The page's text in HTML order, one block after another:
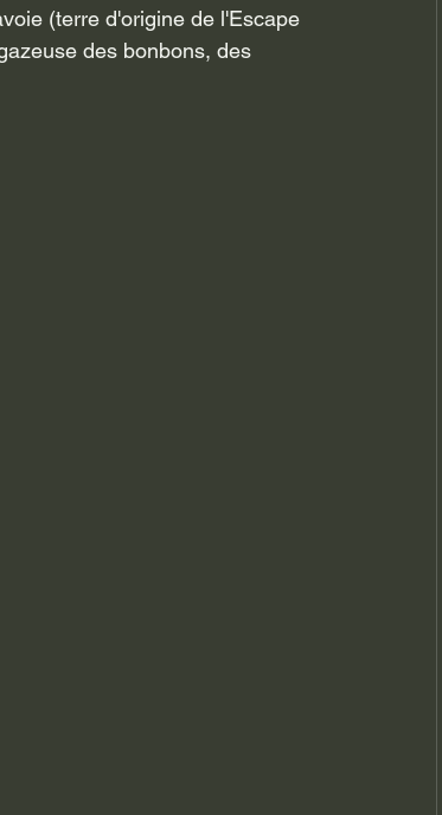
(terre d'origine de l'Escape
des bonbons, des